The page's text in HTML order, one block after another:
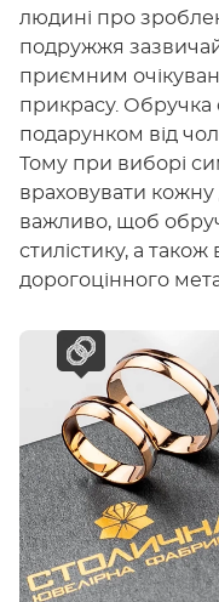
людині про
подружжя
приємним
прикрасу.
подарунком від
Тому при виборі
враховувати
важливо, щоб
стилістику, а
дорогоцінного